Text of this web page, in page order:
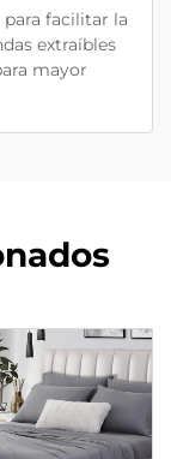
para facilitar la
extraíbles
mayor